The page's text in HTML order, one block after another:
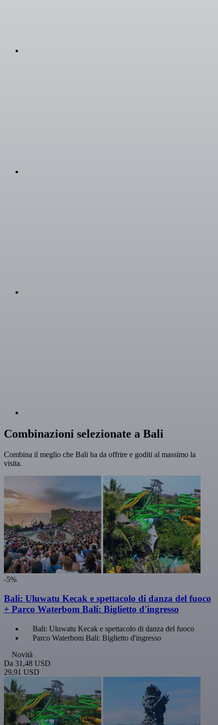
Combinazioni selezionate a Bali
Combina il meglio che Bali ha da offrire e goditi al massimo la
visita.
-5%
Bali: Uluwatu Kecak e spettacolo di danza del fuoco
+ Parco Waterbom Bali: Biglietto d'ingresso
Bali: Uluwatu Kecak e spettacolo di danza del fuoco
Parco Waterbom Bali: Biglietto d'ingresso
Novità
Da 31,48 USD
29,91 USD